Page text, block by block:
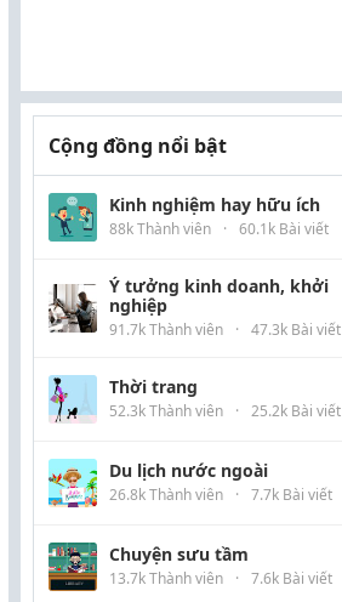
Cộng đồng nổi bật
Kinh nghiệm hay hữu ích
88k Thành viên · 60.1k Bài viết
Ý tưởng kinh doanh, khởi
nghiệp
91.7k Thành viên · 47.3k Bài viết
Thời trang
52.3k Thành viên · 25.2k Bài viết
Du lịch nước ngoài
26.8k Thành viên · 7.7k Bài viết
Chuyện sưu tầm
13.7k Thành viên · 7.6k Bài viết